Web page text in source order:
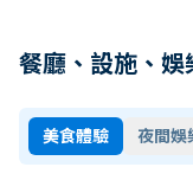
餐廳、設施、娛
美食體驗 夜間娛